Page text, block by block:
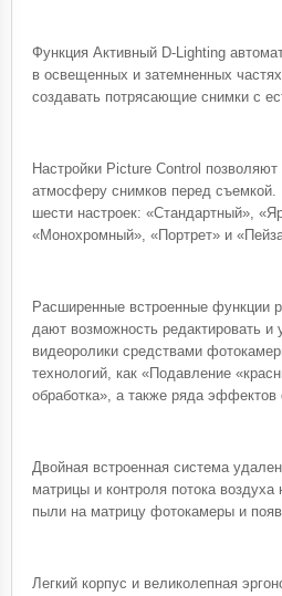
Функция Активный D-Lighting
в освещенных и затемненных
создавать потрясающие снимки с
Настройки Picture Control
атмосферу снимков перед
шести настроек: «Стандартный»,
«Монохромный», «Портрет» и
Расширенные встроенные функции
дают возможность редактировать и
видеоролики средствами
технологий, как «Подавление
обработка», а также ряда эффектов
Двойная встроенная система
матрицы и контроля потока
пыли на матрицу фотокамеры и
Легкий корпус и великолепная